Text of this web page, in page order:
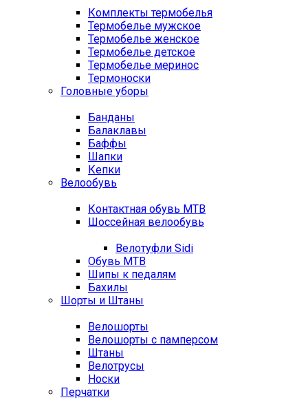
Комплекты термобелья
Термобелье мужское
Термобелье женское
Термобелье детское
Термобелье меринос
Термоноски
Головные уборы
Банданы
Балаклавы
Баффы
Шапки
Кепки
Велообувь
Контактная обувь MTB
Шоссейная велообувь
Велотуфли Sidi
Обувь MTB
Шипы к педалям
Бахилы
Шорты и Штаны
Велошорты
Велошорты с памперсом
Штаны
Велотрусы
Носки
Перчатки